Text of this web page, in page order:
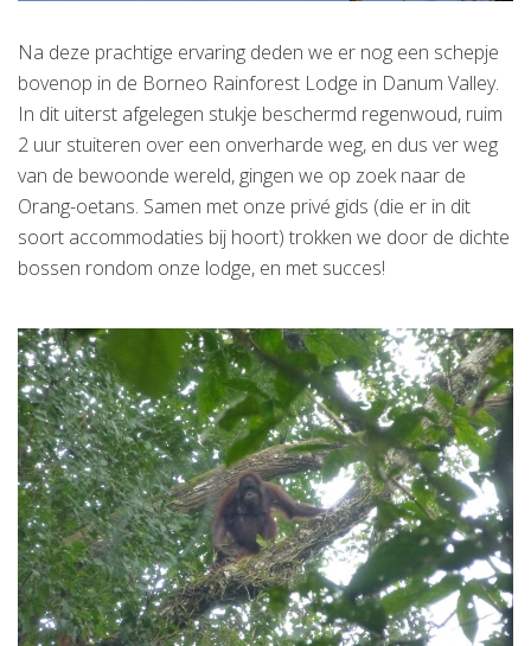
Na deze prachtige ervaring deden we er nog een schepje
bovenop in de Borneo Rainforest Lodge in Danum Valley.
In dit uiterst afgelegen stukje beschermd regenwoud, ruim
2 uur stuiteren over een onverharde weg, en dus ver weg
van de bewoonde wereld, gingen we op zoek naar de
Orang-oetans. Samen met onze privé gids (die er in dit
soort accommodaties bij hoort) trokken we door de dichte
bossen rondom onze lodge, en met succes!